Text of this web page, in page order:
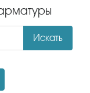
Искать